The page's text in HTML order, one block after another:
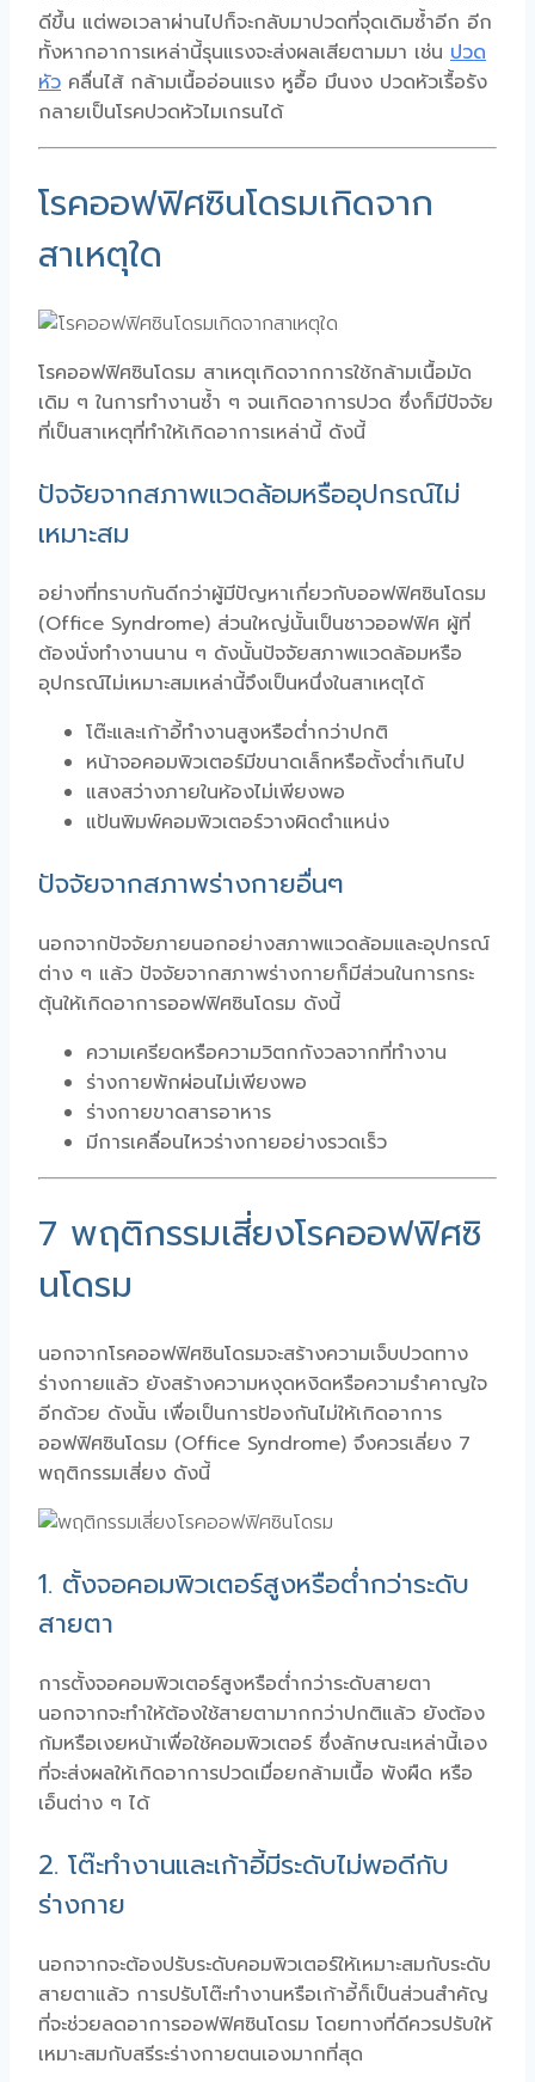
ดีขึ้น แต่พอเวลาผ่านไปก็จะกลับมาปวดที่จุดเดิมซ้ำอีก อีก
ทั้งหากอาการเหล่านี้รุนแรงจะส่งผลเสียตามมา เช่น ปวด
หัว คลื่นไส้ กล้ามเนื้ออ่อนแรง หูอื้อ มึนงง ปวดหัวเรื้อรัง
กลายเป็นโรคปวดหัวไมเกรนได้
โรคออฟฟิศซินโดรมเกิดจาก
สาเหตุใด
โรคออฟฟิศซินโดรม สาเหตุเกิดจากการใช้กล้ามเนื้อมัด
เดิม ๆ ในการทำงานซ้ำ ๆ จนเกิดอาการปวด ซึ่งก็มีปัจจัย
ที่เป็นสาเหตุที่ทำให้เกิดอาการเหล่านี้ ดังนี้
ปัจจัยจากสภาพแวดล้อมหรืออุปกรณ์ไม่
เหมาะสม
อย่างที่ทราบกันดีกว่าผู้มีปัญหาเกี่ยวกับออฟฟิศซินโดรม
(Office Syndrome) ส่วนใหญ่นั้นเป็นชาวออฟฟิศ ผู้ที่
ต้องนั่งทำงานนาน ๆ ดังนั้นปัจจัยสภาพแวดล้อมหรือ
อุปกรณ์ไม่เหมาะสมเหล่านี้จึงเป็นหนึ่งในสาเหตุได้
โต๊ะและเก้าอี้ทำงานสูงหรือต่ำกว่าปกติ
หน้าจอคอมพิวเตอร์มีขนาดเล็กหรือตั้งต่ำเกินไป
แสงสว่างภายในห้องไม่เพียงพอ
แป้นพิมพ์คอมพิวเตอร์วางผิดตำแหน่ง
ปัจจัยจากสภาพร่างกายอื่นๆ
นอกจากปัจจัยภายนอกอย่างสภาพแวดล้อมและอุปกรณ์
ต่าง ๆ แล้ว ปัจจัยจากสภาพร่างกายก็มีส่วนในการกระ
ตุ้นให้เกิดอาการออฟฟิศซินโดรม ดังนี้
ความเครียดหรือความวิตกกังวลจากที่ทำงาน
ร่างกายพักผ่อนไม่เพียงพอ
ร่างกายขาดสารอาหาร
มีการเคลื่อนไหวร่างกายอย่างรวดเร็ว
7 พฤติกรรมเสี่ยงโรคออฟฟิศซิ
นโดรม
นอกจากโรคออฟฟิศซินโดรมจะสร้างความเจ็บปวดทาง
ร่างกายแล้ว ยังสร้างความหงุดหงิดหรือความรำคาญใจ
อีกด้วย ดังนั้น เพื่อเป็นการป้องกันไม่ให้เกิดอาการ
ออฟฟิศซินโดรม (Office Syndrome) จึงควรเลี่ยง 7
พฤติกรรมเสี่ยง ดังนี้
1. ตั้งจอคอมพิวเตอร์สูงหรือต่ำกว่าระดับ
สายตา
การตั้งจอคอมพิวเตอร์สูงหรือต่ำกว่าระดับสายตา
นอกจากจะทำให้ต้องใช้สายตามากกว่าปกติแล้ว ยังต้อง
ก้มหรือเงยหน้าเพื่อใช้คอมพิวเตอร์ ซึ่งลักษณะเหล่านี้เอง
ที่จะส่งผลให้เกิดอาการปวดเมื่อยกล้ามเนื้อ พังผืด หรือ
เอ็นต่าง ๆ ได้
2. โต๊ะทำงานและเก้าอี้มีระดับไม่พอดีกับ
ร่างกาย
นอกจากจะต้องปรับระดับคอมพิวเตอร์ให้เหมาะสมกับระดับ
สายตาแล้ว การปรับโต๊ะทำงานหรือเก้าอี้ก็เป็นส่วนสำคัญ
ที่จะช่วยลดอาการออฟฟิศซินโดรม โดยทางที่ดีควรปรับให้
เหมาะสมกับสรีระร่างกายตนเองมากที่สุด